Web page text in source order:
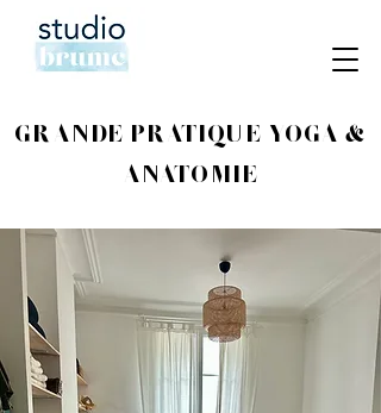
GRANDE PRATIQUE YOGA &
ANATOMIE